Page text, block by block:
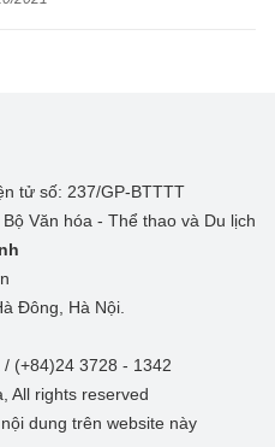
tử số: 237/GP-BTTTT
Văn hóa - Thể thao và Du lịch
Đông, Hà Nội.
(+84)24 3728 - 1342
All rights reserved
dung trên website này